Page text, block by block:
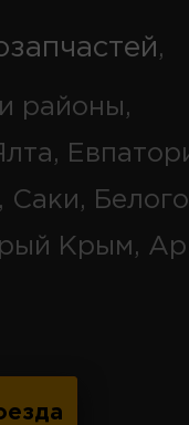
,
районы,
Саки,
Крым,